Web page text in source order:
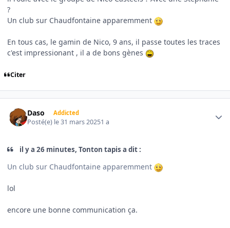
?
Un club sur Chaudfontaine apparemment
En tous cas, le gamin de Nico, 9 ans, il passe toutes les traces
c'est impressionant , il a de bons gènes
Citer
Daso Addicted
Posté(e) le 31 mars 20251 a
il y a 26 minutes, Tonton tapis a dit :
Un club sur Chaudfontaine apparemment
lol
encore une bonne communication ça.